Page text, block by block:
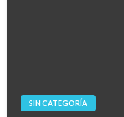
SIN CATEGORÍA